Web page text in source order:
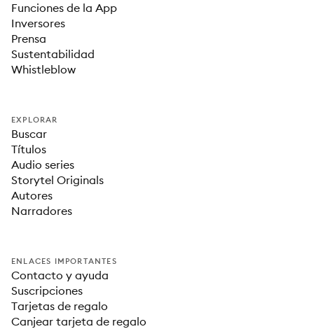
Funciones de la App
Inversores
Prensa
Sustentabilidad
Whistleblow
EXPLORAR
Buscar
Títulos
Audio series
Storytel Originals
Autores
Narradores
ENLACES IMPORTANTES
Contacto y ayuda
Suscripciones
Tarjetas de regalo
Canjear tarjeta de regalo